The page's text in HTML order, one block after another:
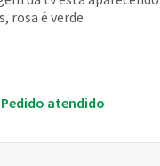
rosa é verde
Pedido atendido